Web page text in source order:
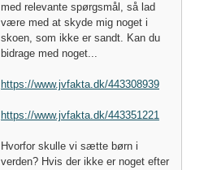
med relevante spørgsmål, så lad
være med at skyde mig noget i
skoen, som ikke er sandt. Kan du
bidrage med noget...
https://www.jvfakta.dk/443308939
https://www.jvfakta.dk/443351221
Hvorfor skulle vi sætte børn i
verden? Hvis der ikke er noget efter